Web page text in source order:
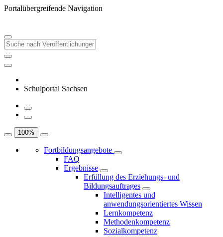
Portalübergreifende Navigation
Schulportal Sachsen
100%
Fortbildungsangebote
FAQ
Ergebnisse
Erfüllung des Erziehungs- und
Bildungsauftrages
Intelligentes und
anwendungsorientiertes Wissen
Lernkompetenz
Methodenkompetenz
Sozialkompetenz